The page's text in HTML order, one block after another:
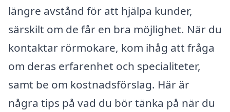
längre avstånd för att hjälpa kunder,
särskilt om de får en bra möjlighet. När du
kontaktar rörmokare, kom ihåg att fråga
om deras erfarenhet och specialiteter,
samt be om kostnadsförslag. Här är
några tips på vad du bör tänka på när du